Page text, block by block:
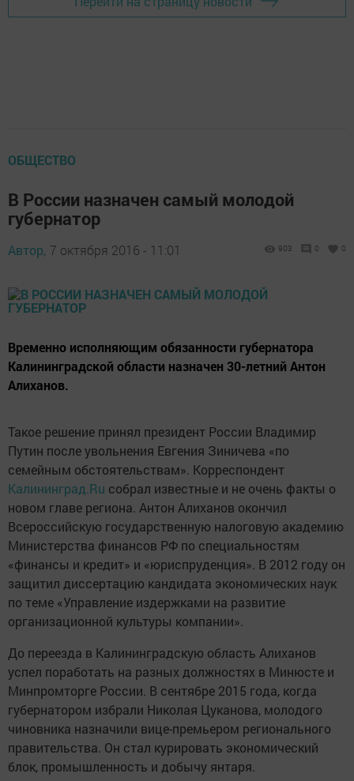
ОБЩЕСТВО
В России назначен самый молодой
губернатор
Автор, 7 октября 2016 - 11:01 903 0 0
Временно исполняющим обязанности губернатора
Калининградской области назначен 30-летний Антон
Алиханов.
Такое решение принял президент России Владимир
Путин после увольнения Евгения Зиничева «по
семейным обстоятельствам». Корреспондент
Калининград.Ru собрал известные и не очень факты о
новом главе региона. Антон Алиханов окончил
Всероссийскую государственную налоговую академию
Министерства финансов РФ по специальностям
«финансы и кредит» и «юриспруденция». В 2012 году он
защитил диссертацию кандидата экономических наук
по теме «Управление издержками на развитие
организационной культуры компании».
До переезда в Калининградскую область Алиханов
успел поработать на разных должностях в Минюсте и
Минпромторге России. В сентябре 2015 года, когда
губернатором избрали Николая Цуканова, молодого
чиновника назначили вице-премьером регионального
правительства. Он стал курировать экономический
блок, промышленность и добычу янтаря.